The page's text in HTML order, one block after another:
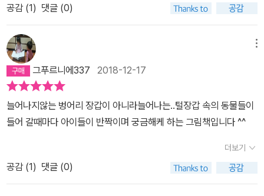
공감 (1) 댓글 (0)
그푸르니에337 2018-12-17
늘어나지않는 벙어리 장갑이 아니라늘어나는..털장갑 속의 동물들이
들어 갈때마다 아이들이 반짝이며 궁금해케 하는 그림책입니다 ^^
더보기
공감 (1) 댓글 (0)